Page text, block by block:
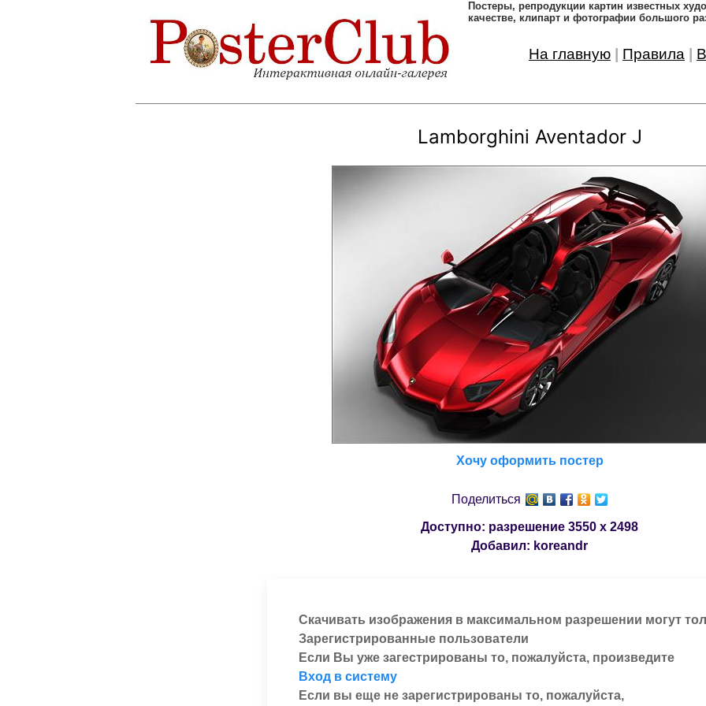
Постеры, pепродукции картин известных
качестве, клипарт и фотографии большого
На главную Правила
Lamborghini Aventador J
Хочу оформить постер
Поделиться
Доступно: разрешение 3550 x 2498
Добавил: koreandr
Скачивать изображения в максимальном разрешении могут
Зарегистрированные пользователи
Если Вы уже загестрированы то, пожалуйста, произведите
Вход в систему
Если вы еще не зарегистрированы то, пожалуйста,